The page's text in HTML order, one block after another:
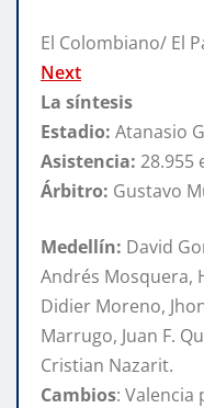
El Colombiano/ El
Next
La síntesis
Estadio: Atanasio
Asistencia: 28.955
Árbitro: Gustavo
Medellín: David
Andrés Mosquera,
Didier Moreno,
Marrugo, Juan F.
Cristian Nazarit.
Cambios: Valencia